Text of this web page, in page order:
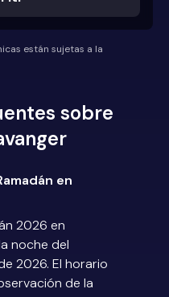
están sujetas a la
sobre
en
2026 en
noche del
2026. El horario
de la